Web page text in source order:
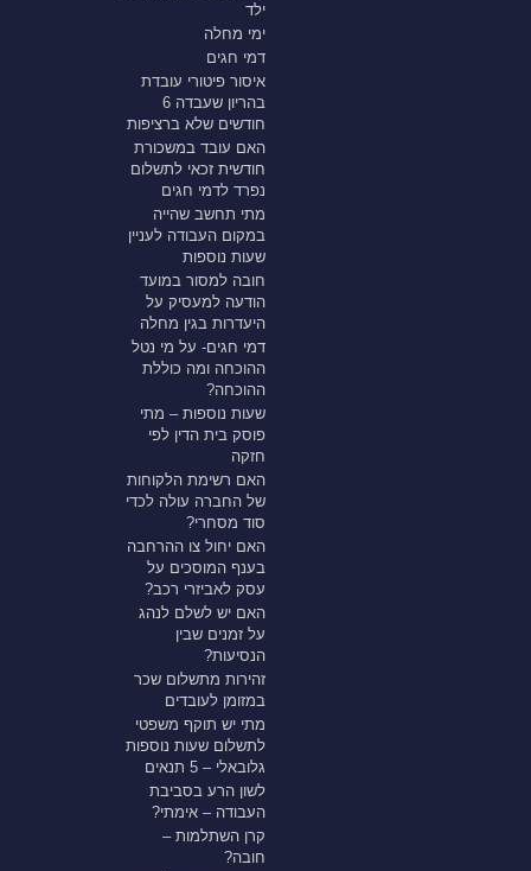
ילד
ימי מחלה
דמי חגים
איסור פיטורי עובדת
בהריון שעבדה 6
חודשים שלא ברציפות
האם עובד במשכורת
חודשית זכאי לתשלום
נפרד לדמי חגים
מתי תחשב שהייה
במקום העבודה לעניין
שעות נוספות
חובה למסור במועד
הודעה למעסיק על
היעדרות בגין מחלה
דמי חגים- על מי נטל
ההוכחה ומה כוללת
ההוכחה?
שעות נוספות – מתי
פוסק בית הדין לפי
חזקה
האם רשימת הלקוחות
של החברה עולה לכדי
סוד מסחרי?
האם יחול צו ההרחבה
בענף המוסכים על
עסק לאביזרי רכב?
האם יש לשלם לנהג
על זמנים שבין
הנסיעות?
זהירות מתשלום שכר
במזומן לעובדים
מתי יש תוקף משפטי
לתשלום שעות נוספות
גלובאלי – 5 תנאים
לשון הרע בסביבת
העבודה – אימתי?
קרן השתלמות –
חובה?